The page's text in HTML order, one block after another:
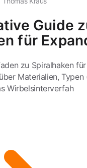
Guide
für
zu Spiralhaken
Materialien, Typen
Wirbelsinterverfah